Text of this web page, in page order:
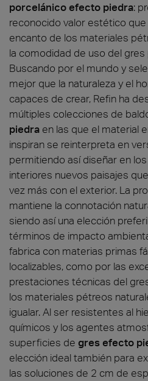
porcelánico efecto piedra:
reconocido valor estético
encanto de los materiales
la comodidad de uso del gres
Buscando por el mundo y
mejor que la naturaleza y el
capaces de crear, Refin ha
múltiples colecciones de
piedra en las que el material
inspiran se reinterpreta en
permitiendo así diseñar en
interiores nuevos paisajes
vez más con el exterior. La
mantiene la connotación
siendo así una elección
términos de impacto
fabrica con materias primas
localizables, como por las
prestaciones técnicas del
los materiales pétreos
igualar. Al ser resistentes al
químicos y los agentes
superficies de gres efecto
elección ideal también para
las soluciones de 2 cm de